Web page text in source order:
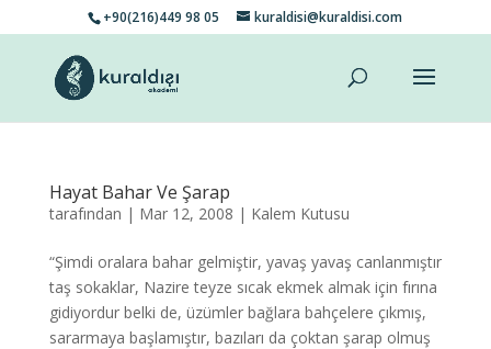
+90(216)449 98 05 kuraldisi@kuraldisi.com
Hayat Bahar Ve Şarap
tarafından | Mar 12, 2008 | Kalem Kutusu
“Şimdi oralara bahar gelmiştir, yavaş yavaş canlanmıştır
taş sokaklar, Nazire teyze sıcak ekmek almak için fırına
gidiyordur belki de, üzümler bağlara bahçelere çıkmış,
sararmaya başlamıştır, bazıları da çoktan şarap olmuş